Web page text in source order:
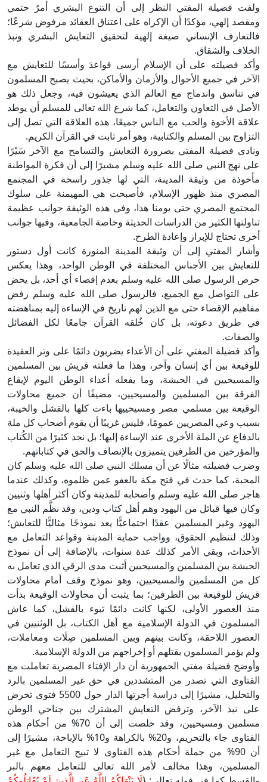
ولفت فضيلة المفتي النظر إلى أن التنوع البشري أمرٌ حتمي
ومقصد إلهي، مؤكدًا أن الإكراه على اعتناق العقائد مرفوض شرعًا؛
فالتعارف الإنساني صيغة إلهية لتحقيق التعايش البشري ونبذ
الخلاف والشقاق.
وأكد فضيلته على أن الإسلام أرسى قواعدَ وأسسًا للتعايش مع
الآخر في جميع الأحوال والأزمان والأماكن، بحيث يصبح المسلمون
في تناسق واندماج مع العالم الذي يعيشون فيه، وجعل ذلك هو
الأصل في التعاون والتعامل، كما شرع الله تعالى للمسلم أن يوطد
علاقة الأخوة والحب مع الناس جميعًا، هذه العلاقة التي تصل إلى
التزاوج بين المسلم والكتابية، وهو أمر ثابت في القرآن الكريم.
ونادى فضيلة المفتي بضرورة التعايش والتسامح مع الآخر سَيْرًا
على نهج النبي صلى الله عليه وسلم مشيرًا إلى أن فكرة المواطنة
مأخوذة من وثيقة المدينة، التي لها جذور راسخة في المجتمع
المصري منذ ظهور الإسلام، فأصبحت هي المهيمنة على سلوك
المجتمع المصري حتى يومنا هذا، وفى هذه الوثيقة جوانب عظيمة
تناولتها الكثير من الدراسات الحديثة وخاصة الجامعية، وفيها جوانب
أخرى تحتاج للإبراز وإعادة الطرح.
وأشار المفتي إلى أن وثيقة المدينة المنورة كانت أول دستور
للتعايش بين الأجناس المختلفة في الوطن الواحد، وهذا يعكس
حرص الرسول صلى الله عليه وسلم بعدم إقصاء أي أحد، بل يحض
على التواصل مع الجميع، فالرسول صلى الله عليه وسلم رفض
مفاهيم الإقصاء حتى مع الذين لهم تاريخ في الإساءة إليه بمناهضته
في طريق دعوته، بل كان خُلقه القرآن جامعًا لكل الفضائل
والصفات.
وأكد فضيلة المفتي على أن الأعداء يضربون دائمًا على وتر العقيدة
للوقيعة بين أي إنسان وآخر، وهذا ما فعلته قريش بين المسلمين
والمسيحيين في الحبشة، وما يفعله أعداء الوطن اليوم لإيقاع
الفرقة بين المسلمين والمسيحيين، مضيفًا أن جميع محاولات
الوقيعة بين مسلمي مصر ومسيحييها باءت كلها بالفشل والخيبة،
بسبب وعي المصريين عمومًا، فليس غريبًا أن يقوم أصحاب كل ملة
بالدفاع عن الملة الأخرى عند الإساءة إليها؛ بل نجد كثيرًا من الكُتاب
والمؤرخين من الطرفين يتميزون بالإنصاف والحق في كتاباتهم.
وضرب فضيلته مثالًا عن أن مسلك النبي صلى الله عليه وسلم كان
المحبة، كما حدث في فتح مكة بالعفو عمن ظلموه، وكذلك عندما
هاجر صلى الله عليه وسلم وأصحابه للمدينة وكان أكثر أهلها وثنيين
وكان فيها قبائل من اليهود وهم أهل كتاب ودين، وقد نظَّم النبي مع
اليهود وغير المسلمين عقدًا اجتماعيًّا يعد نموذجًا مثاليًّا للتعايش؛
وذلك لتنظيم الحقوق، وواجب حماية المدينة وقواعد التعامل مع
الأحداث، وبقي الأمر كذلك عدة سنوات، بالإضافة إلى أن نموذج
الحبشة بين المسلمين والمسيحيين أثبت مدى الرقي الذي تعامل به
كل من المسلمين والمسيحيين، وهو نموذج وقف أمام محاولات
قريش للوقيعة بين الطرفين؛ بما يثبت أن محاولات الوقيعة بدأت
منذ العصور الأولى، لكنها كانت دائمًا تبوء بالفشل، كما عاش
المسلمون في الدولة الإسلامية مع أهل الكتاب، بل الوثنيين في
العصور اللاحقة، وكانت بينهم وبين المسلمين صِلَات ومعاملات،
ولم يؤمر المسلمون بقتلهم أو إخراجهم من الدولة الإسلامية.
وأوضح فضيلة مفتي الجمهورية أن دار الإفتاء المصرية تعاملت مع
الفتاوى التي تصدر من المتشددين في حق غير المسلمين بالرد
والتحليل، مشيرًا إلى دراسة أجرتها الدار حول 5500 فتوى تحرض
على نبذ الآخر، وترفض التعايش المشترك بين جناحي الوطن
مسلمين ومسيحيين، وقد خلصت إلى أن 70% من أحكام هذه
الفتاوى جاء بالتحريم، و20% بالكراهة و10% بالإباحة، مشيرًا إلى
أن 90% من جملة أحكام هذه الفتاوى لا تبيح التعامل مع غير
المسلمين، وهذا مخالف لأمر الله تعالى للتعامل معهم بالبر